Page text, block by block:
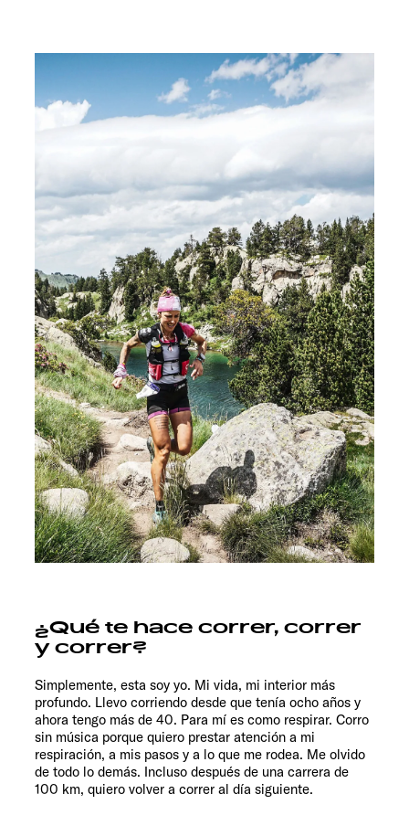
¿Qué te hace correr, correr
y correr?
Simplemente, esta soy yo. Mi vida, mi interior más
profundo. Llevo corriendo desde que tenía ocho años y
ahora tengo más de 40. Para mí es como respirar. Corro
sin música porque quiero prestar atención a mi
respiración, a mis pasos y a lo que me rodea. Me olvido
de todo lo demás. Incluso después de una carrera de
100 km, quiero volver a correr al día siguiente.